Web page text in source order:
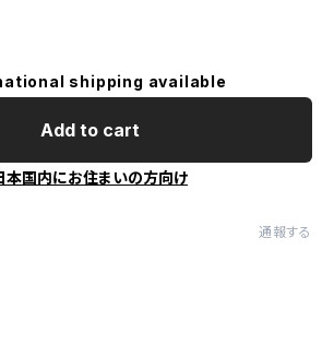
shipping available
Add to cart
本国内にお住まいの方向け
通報する